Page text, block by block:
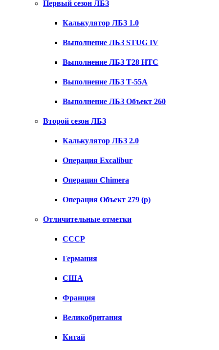
Первый сезон ЛБЗ
Калькулятор ЛБЗ 1.0
Выполнение ЛБЗ STUG IV
Выполнение ЛБЗ T28 HTC
Выполнение ЛБЗ Т-55А
Выполнение ЛБЗ Объект 260
Второй сезон ЛБЗ
Калькулятор ЛБЗ 2.0
Операция Excalibur
Операция Chimera
Операция Объект 279 (р)
Отличительные отметки
СССР
Германия
США
Франция
Великобритания
Китай